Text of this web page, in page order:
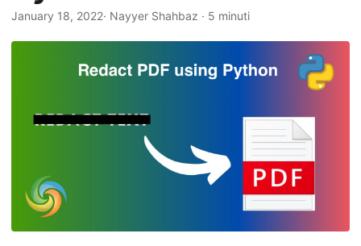
n
January 18, 2022· Nayyer Shahbaz · 5 minuti